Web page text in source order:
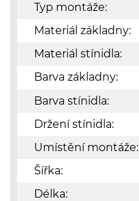
Typ montáže:
Materiál základny:
Materiál stínidla:
Barva základny:
Barva stínidla:
Držení stínidla:
Umístění montáže:
Šířka:
Délka: